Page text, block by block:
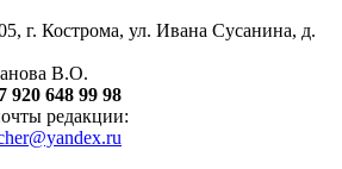
г. Кострома, ул. Ивана Сусанина, д.
В.О.
920 648 99 98
редакции: